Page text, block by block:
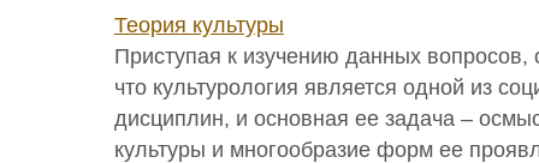
Теория культуры
Приступая к изучению данных вопросов,
что культурология является одной из
дисциплин, и основная ее задача –
культуры и многообразие форм ее